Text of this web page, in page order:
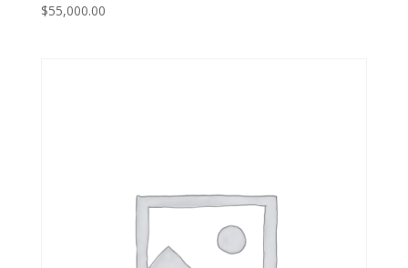
$55,000.00